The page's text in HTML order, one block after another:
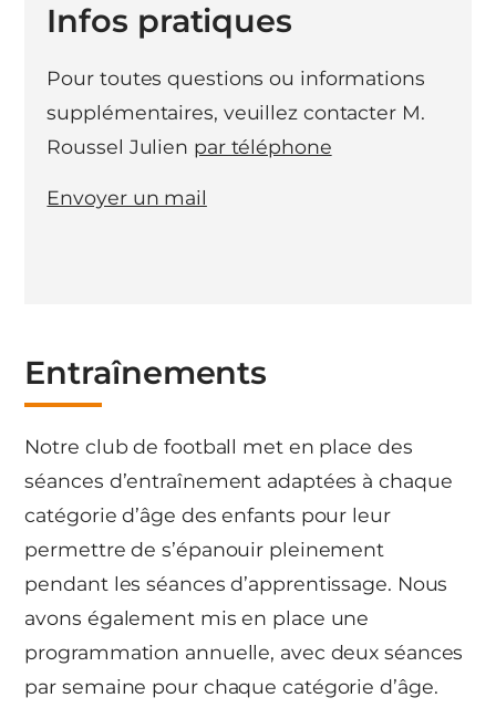
Entraînements
Notre club de football met en place des
séances d’entraînement adaptées à chaque
catégorie d’âge des enfants pour leur
permettre de s’épanouir pleinement
pendant les séances d’apprentissage. Nous
avons également mis en place une
programmation annuelle, avec deux séances
par semaine pour chaque catégorie d’âge.
Infos pratiques
Pour toutes questions ou informations
supplémentaires, veuillez contacter M.
Roussel Julien par téléphone
Envoyer un mail